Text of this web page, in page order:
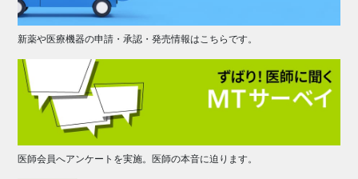
新薬や医療機器の申請・承認・発売情報はこちらです。
医師会員へアンケートを実施。医師の本音に迫ります。